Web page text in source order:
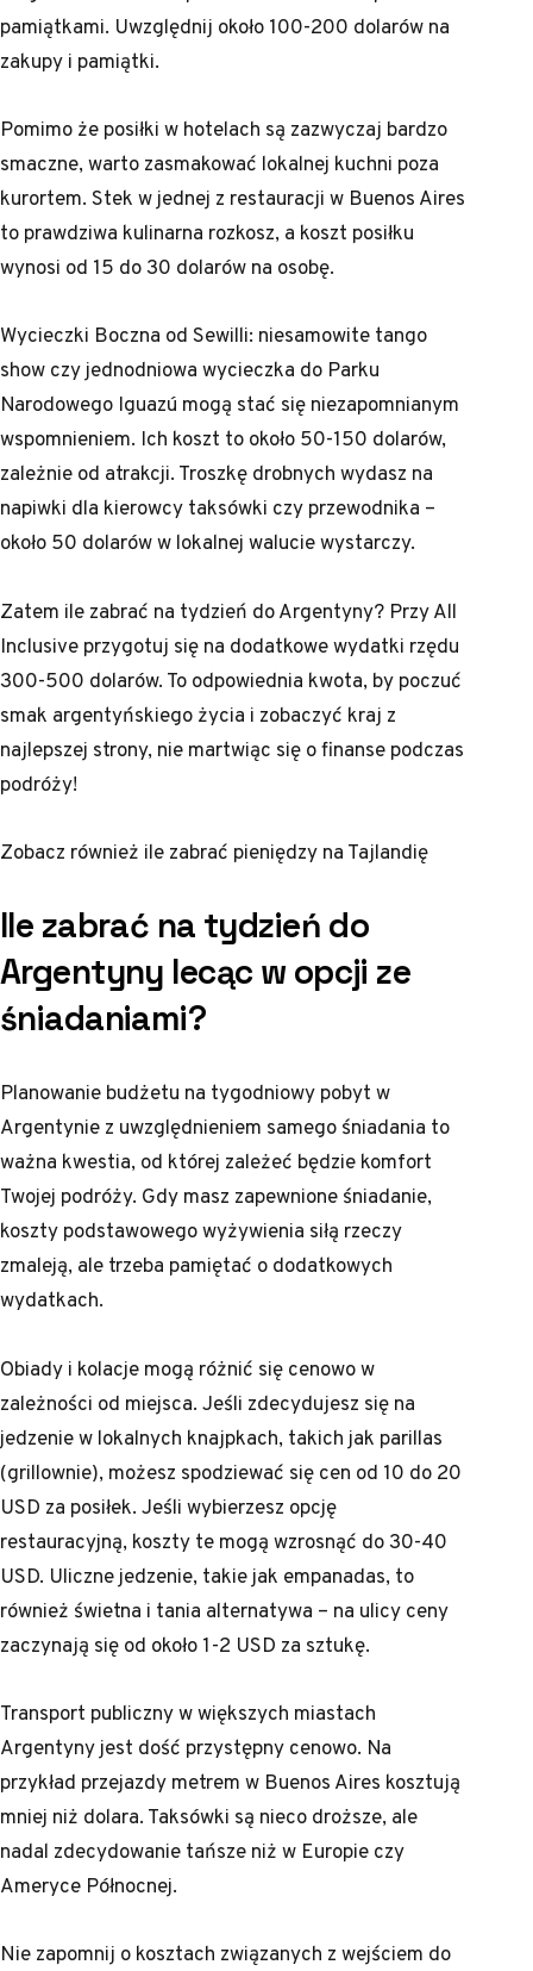
pamiątkami. Uwzględnij około 100-200 dolarów na
zakupy i pamiątki.
Pomimo że posiłki w hotelach są zazwyczaj bardzo
smaczne, warto zasmakować lokalnej kuchni poza
kurortem. Stek w jednej z restauracji w Buenos Aires
to prawdziwa kulinarna rozkosz, a koszt posiłku
wynosi od 15 do 30 dolarów na osobę.
Wycieczki Boczna od Sewilli: niesamowite tango
show czy jednodniowa wycieczka do Parku
Narodowego Iguazú mogą stać się niezapomnianym
wspomnieniem. Ich koszt to około 50-150 dolarów,
zależnie od atrakcji. Troszkę drobnych wydasz na
napiwki dla kierowcy taksówki czy przewodnika –
około 50 dolarów w lokalnej walucie wystarczy.
Zatem ile zabrać na tydzień do Argentyny? Przy All
Inclusive przygotuj się na dodatkowe wydatki rzędu
300-500 dolarów. To odpowiednia kwota, by poczuć
smak argentyńskiego życia i zobaczyć kraj z
najlepszej strony, nie martwiąc się o finanse podczas
podróży!
Zobacz również ile zabrać pieniędzy na Tajlandię
Ile zabrać na tydzień do
Argentyny lecąc w opcji ze
śniadaniami?
Planowanie budżetu na tygodniowy pobyt w
Argentynie z uwzględnieniem samego śniadania to
ważna kwestia, od której zależeć będzie komfort
Twojej podróży. Gdy masz zapewnione śniadanie,
koszty podstawowego wyżywienia siłą rzeczy
zmaleją, ale trzeba pamiętać o dodatkowych
wydatkach.
Obiady i kolacje mogą różnić się cenowo w
zależności od miejsca. Jeśli zdecydujesz się na
jedzenie w lokalnych knajpkach, takich jak parillas
(grillownie), możesz spodziewać się cen od 10 do 20
USD za posiłek. Jeśli wybierzesz opcję
restauracyjną, koszty te mogą wzrosnąć do 30-40
USD. Uliczne jedzenie, takie jak empanadas, to
również świetna i tania alternatywa – na ulicy ceny
zaczynają się od około 1-2 USD za sztukę.
Transport publiczny w większych miastach
Argentyny jest dość przystępny cenowo. Na
przykład przejazdy metrem w Buenos Aires kosztują
mniej niż dolara. Taksówki są nieco droższe, ale
nadal zdecydowanie tańsze niż w Europie czy
Ameryce Północnej.
Nie zapomnij o kosztach związanych z wejściem do